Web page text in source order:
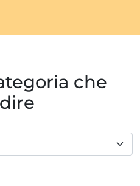
che